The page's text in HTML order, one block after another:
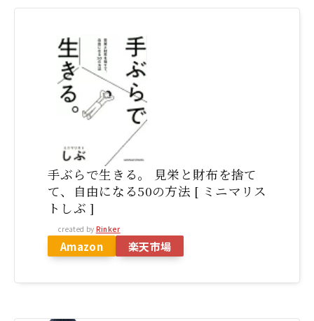
手ぶらで生きる。 見栄と財布を捨て
て、自由になる50の方法 [ ミニマリス
トしぶ ]
created by Rinker
Amazon 楽天市場